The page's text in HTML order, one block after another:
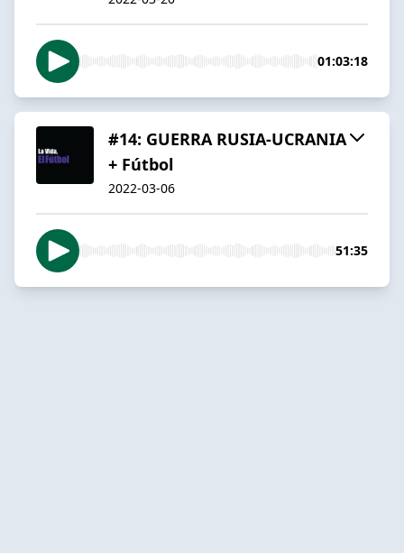
01:03:18
#14: GUERRA RUSIA-UCRANIA
+ Fútbol
2022-03-06
51:35